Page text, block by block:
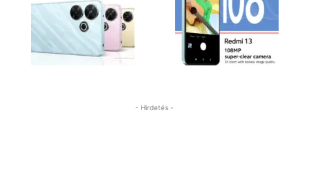
- Hirdetés -